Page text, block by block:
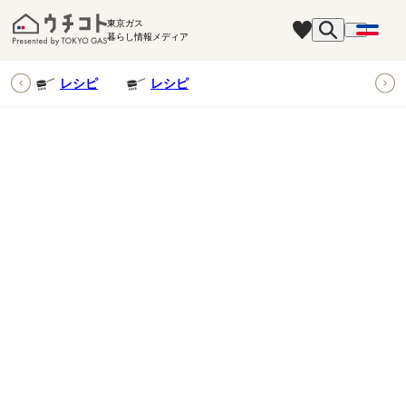
東京ガス
暮らし情報メディア
レシピ レシピ